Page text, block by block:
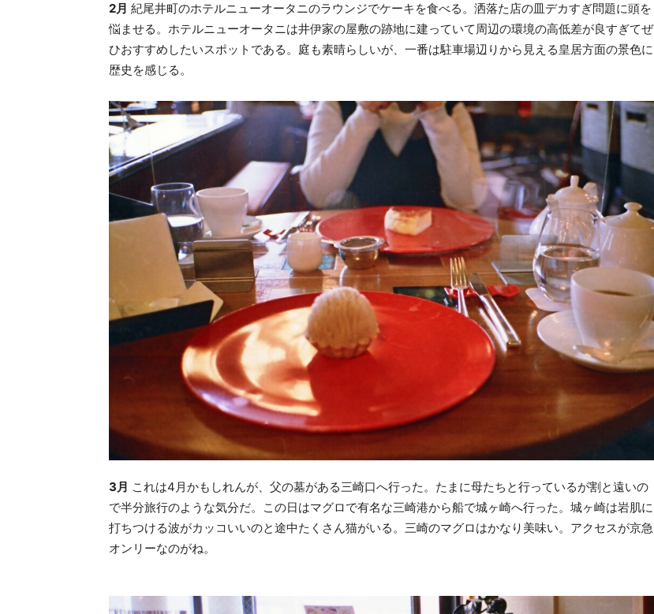
2月 紀尾井町のホテルニューオータニのラウンジでケーキを食べる。洒落た店の皿デカすぎ問題に頭を
悩ませる。ホテルニューオータニは井伊家の屋敷の跡地に建っていて周辺の環境の高低差が良すぎてぜ
ひおすすめしたいスポットである。庭も素晴らしいが、一番は駐車場辺りから見える皇居方面の景色に
歴史を感じる。
3月 これは4月かもしれんが、父の墓がある三崎口へ行った。たまに母たちと行っているが割と遠いの
で半分旅行のような気分だ。この日はマグロで有名な三崎港から船で城ヶ崎へ行った。城ヶ崎は岩肌に
打ちつける波がカッコいいのと途中たくさん猫がいる。三崎のマグロはかなり美味い。アクセスが京急
オンリーなのがね。